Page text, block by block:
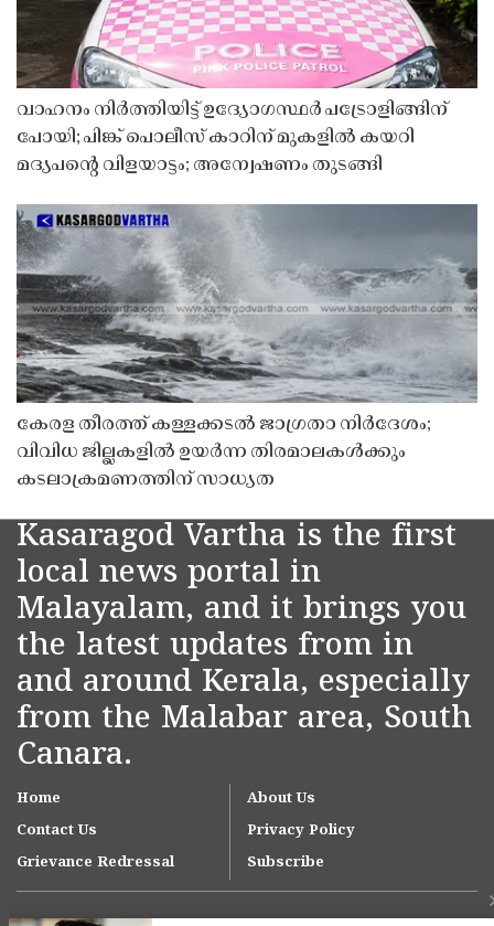
വാഹനം നിർത്തിയിട്ട് ഉദ്യോഗസ്ഥർ പട്രോളിങ്ങിന്
പോയി; പിങ്ക് പൊലീസ് കാറിന് മുകളിൽ കയറി
മദ്യപൻ്റെ വിളയാട്ടം; അന്വേഷണം തുടങ്ങി
കേരള തീരത്ത് കള്ളക്കടൽ ജാഗ്രതാ നിർദേശം;
വിവിധ ജില്ലകളിൽ ഉയർന്ന തിരമാലകൾക്കും
കടലാക്രമണത്തിന് സാധ്യത
Kasaragod Vartha is the first
local news portal in
Malayalam, and it brings you
the latest updates from in
and around Kerala, especially
from the Malabar area, South
Canara.
Home
About Us
Contact Us
Privacy Policy
Grievance Redressal
Subscribe